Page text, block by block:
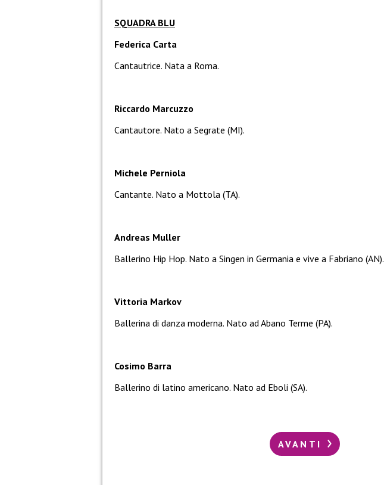
SQUADRA BLU
Federica Carta
Cantautrice. Nata a Roma.
Riccardo Marcuzzo
Cantautore. Nato a Segrate (MI).
Michele Perniola
Cantante. Nato a Mottola (TA).
Andreas Muller
Ballerino Hip Hop. Nato a Singen in Germania e vive a Fabriano (AN).
Vittoria Markov
Ballerina di danza moderna. Nato ad Abano Terme (PA).
Cosimo Barra
Ballerino di latino americano. Nato ad Eboli (SA).
AVANTI